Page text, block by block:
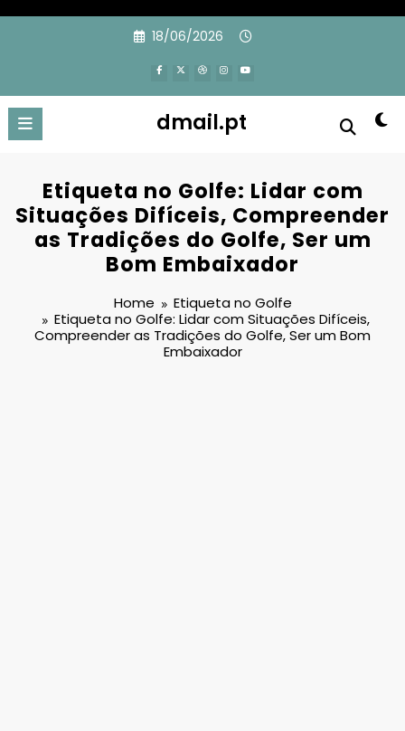
18/06/2026
dmail.pt
Etiqueta no Golfe: Lidar com
Situações Difíceis, Compreender
as Tradições do Golfe, Ser um
Bom Embaixador
Home
Etiqueta no Golfe
Etiqueta no Golfe: Lidar com Situações Difíceis,
Compreender as Tradições do Golfe, Ser um Bom
Embaixador